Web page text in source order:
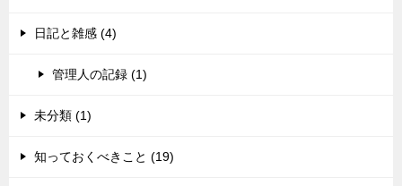
日記と雑感 (4)
管理人の記録 (1)
未分類 (1)
知っておくべきこと (19)